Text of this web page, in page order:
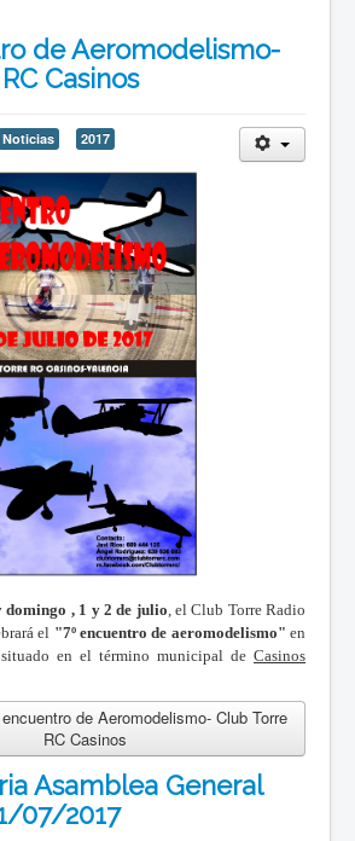
de Aeromodelismo-
Casinos
Noticias 2017
domingo , 1 y 2 de julio , el Club Torre Radio
el "7º encuentro de aeromodelismo" en
en el término municipal de Casinos
de Aeromodelismo- Club Torre
RC Casinos
Asamblea General
07/2017